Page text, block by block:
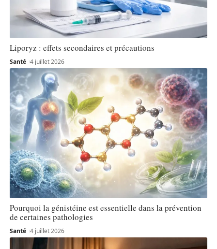
Liporyz : effets secondaires et précautions
Santé 4 juillet 2026
Pourquoi la génistéine est essentielle dans la prévention
de certaines pathologies
Santé 4 juillet 2026